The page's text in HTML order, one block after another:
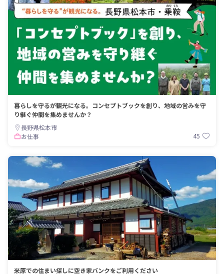
暮らしを守るが観光になる。コンセプトブックを創り、地域の営みを守
り継ぐ仲間を集めませんか？
長野県松本市
お仕事
45
米原での住まい探しに空き家バンクをご利用ください